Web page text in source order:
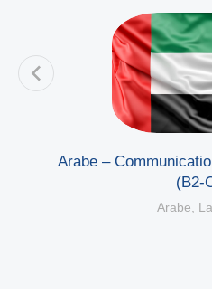
Arabe –
(B2-
Arabe,